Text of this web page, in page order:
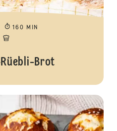
160 MIN
Brot